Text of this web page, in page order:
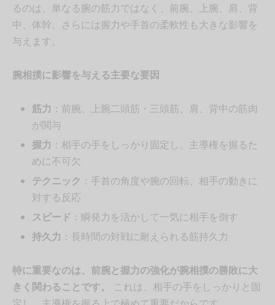
るのは、単なる腕の筋力ではなく、前腕、上腕、肩、背
中、体幹、さらには握力や手首の柔軟性も大きな影響を
与えます。
腕相撲に影響を与える主要な要因
筋力 ：前腕、上腕二頭筋・三頭筋、肩、背中の筋肉
が関与
握力 ：相手の手をしっかり固定し、主導権を握るた
めに不可欠
テクニック ：手首の角度や腕の回転、相手の動きに
対する反応
スピード ：瞬発力を活かして一気に相手を倒す
持久力 ：長時間の対戦に耐えられる筋持久力
特に重要なのは、前腕と握力の強化が腕相撲の勝敗に大
きく関わることです。
これは、相手の手をしっかりと固